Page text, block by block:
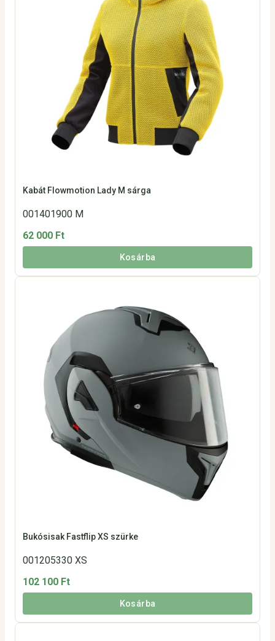
Kabát Flowmotion Lady M sárga
001401900 M
62 000 Ft
Kosárba
Bukósisak Fastflip XS szürke
001205330 XS
102 100 Ft
Kosárba